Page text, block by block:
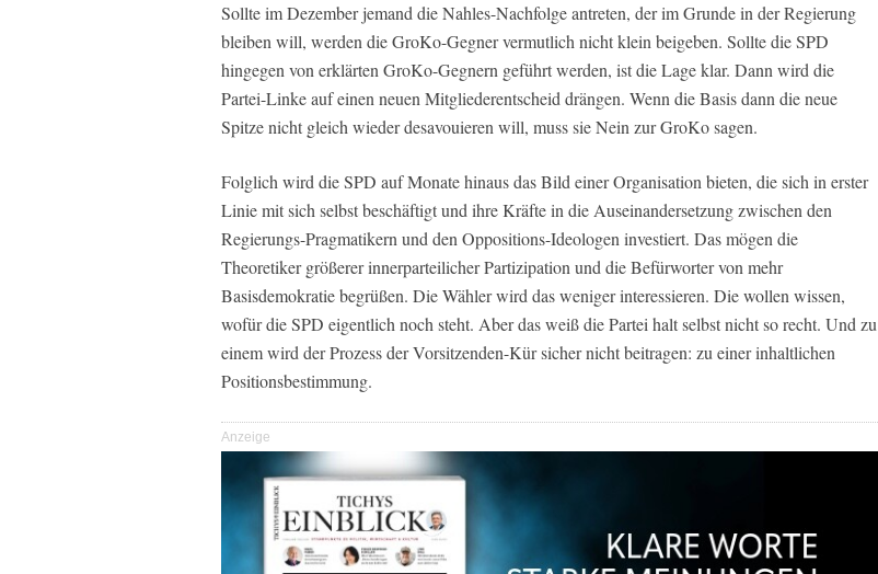
Sollte im Dezember jemand die Nahles-Nachfolge antreten, der im Grunde in der Regierung
bleiben will, werden die GroKo-Gegner vermutlich nicht klein beigeben. Sollte die SPD
hingegen von erklärten GroKo-Gegnern geführt werden, ist die Lage klar. Dann wird die
Partei-Linke auf einen neuen Mitgliederentscheid drängen. Wenn die Basis dann die neue
Spitze nicht gleich wieder desavouieren will, muss sie Nein zur GroKo sagen.
Folglich wird die SPD auf Monate hinaus das Bild einer Organisation bieten, die sich in erster
Linie mit sich selbst beschäftigt und ihre Kräfte in die Auseinandersetzung zwischen den
Regierungs-Pragmatikern und den Oppositions-Ideologen investiert. Das mögen die
Theoretiker größerer innerparteilicher Partizipation und die Befürworter von mehr
Basisdemokratie begrüßen. Die Wähler wird das weniger interessieren. Die wollen wissen,
wofür die SPD eigentlich noch steht. Aber das weiß die Partei halt selbst nicht so recht. Und zu
einem wird der Prozess der Vorsitzenden-Kür sicher nicht beitragen: zu einer inhaltlichen
Positionsbestimmung.
Anzeige